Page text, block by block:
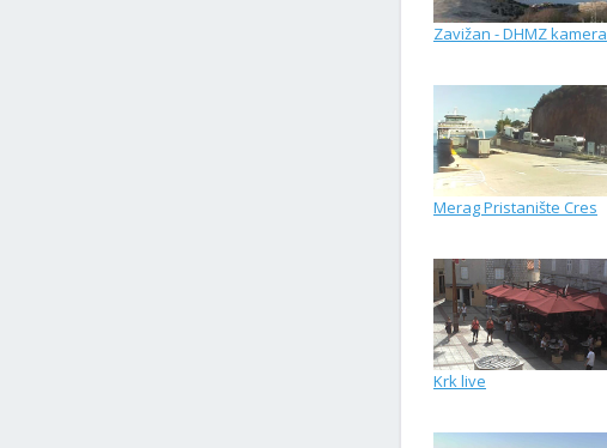
Zavižan - DHMZ kamera
Merag Pristanište Cres
Krk live